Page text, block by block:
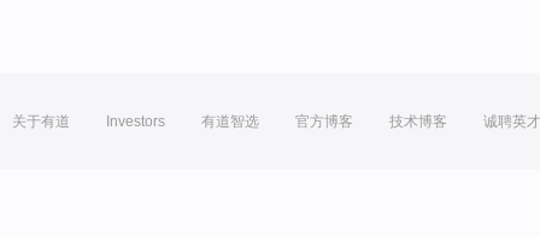
关于有道 Investors 有道智选 官方博客 技术博客 诚聘英才